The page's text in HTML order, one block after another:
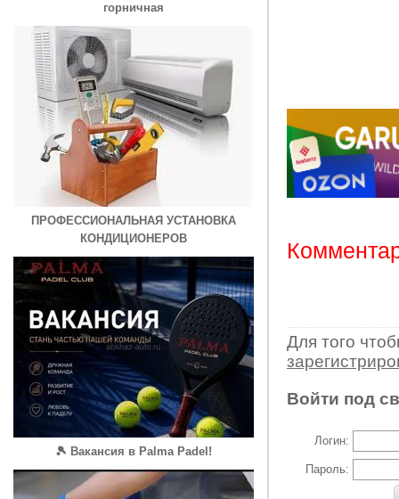
горничная
ПРОФЕССИОНАЛЬНАЯ УСТАНОВКА
КОНДИЦИОНЕРОВ
🎾 Вакансия в Palma Padel!
Для того
Войти под
Логин:
Пароль: